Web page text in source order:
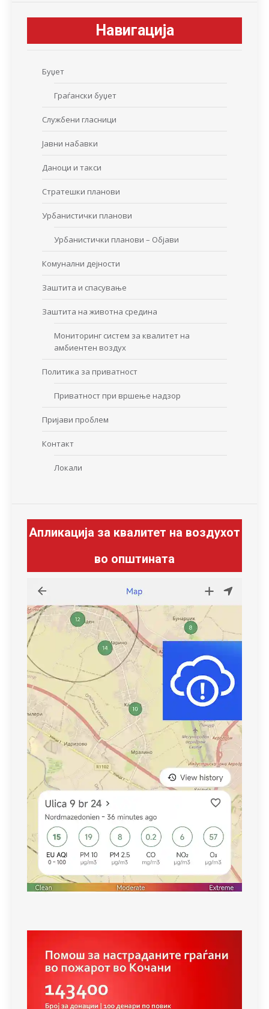
Навигација
Буџет
Граѓански буџет
Службени гласници
Јавни набавки
Даноци и такси
Стратешки планови
Урбанистички планови
Урбанистички планови – Објави
Комунални дејности
Заштита и спасување
Заштита на животна средина
Мониторинг систем за квалитет на
амбиентен воздух
Политика за приватност
Приватност при вршење надзор
Пријави проблем
Контакт
Локали
Апликација за квалитет на воздухот
во општината